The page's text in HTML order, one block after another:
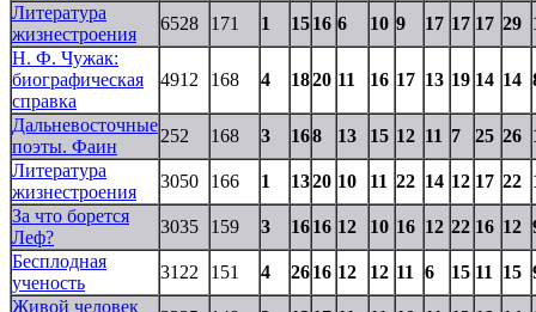
Литература
жизнестроения
6528 171 1 1516 6 10 9 17 17 17 29
Н. Ф. Чужак:
биографическая
справка
4912 168 4 1820 11 16 17 13 19 14 14
Дальневосточные
поэты. Фаин
252 168 3 168 13 15 12 11 7 25 26
Литература
жизнестроения
3050 166 1 1320 10 11 22 14 12 17 22
За что борется
Леф?
3035 159 3 1616 12 10 16 12 22 16 12
Бесплодная
ученость
3122 151 4 2616 12 12 11 6 15 11 15
Живой человек